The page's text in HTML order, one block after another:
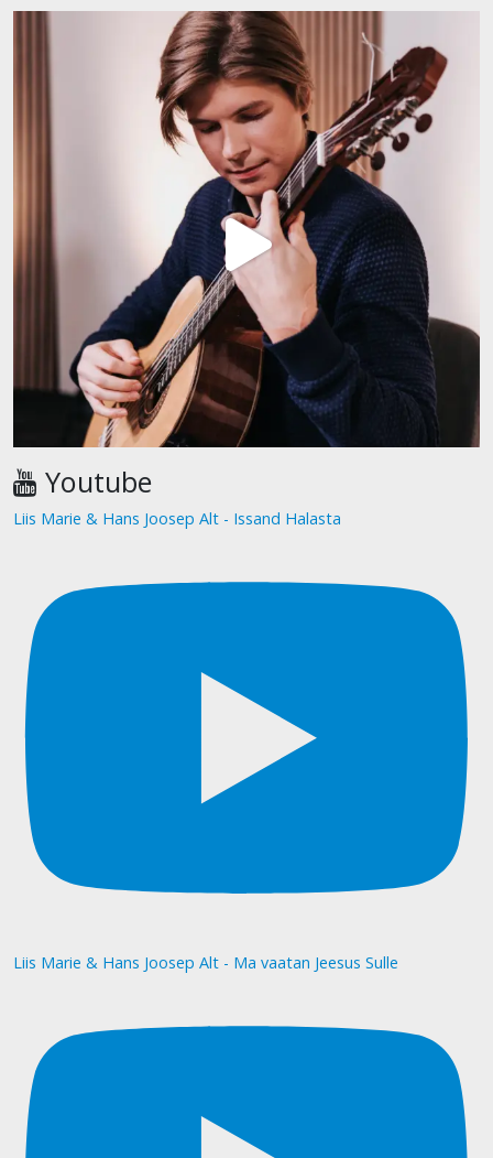
Youtube
Liis Marie & Hans Joosep Alt - Issand Halasta
Liis Marie & Hans Joosep Alt - Ma vaatan Jeesus Sulle